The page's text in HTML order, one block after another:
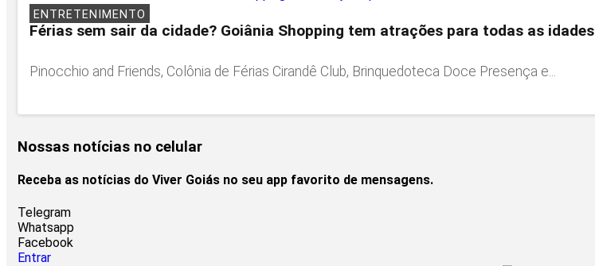
ENTRETENIMENTO
Férias sem sair da cidade? Goiânia Shopping tem atrações para todas as idades
Pinocchio and Friends, Colônia de Férias Cirandê Club, Brinquedoteca Doce Presença e...
Nossas notícias no celular
Receba as notícias do Viver Goiás no seu app favorito de mensagens.
Telegram
Whatsapp
Facebook
Entrar